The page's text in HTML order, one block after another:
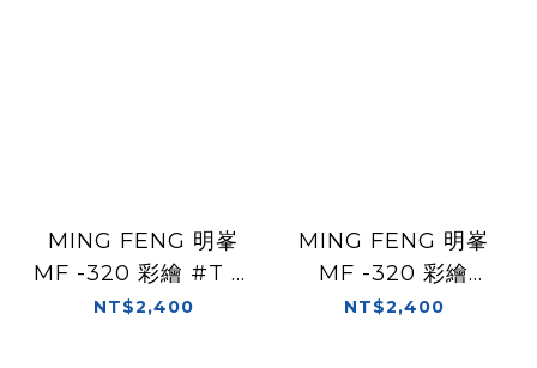
MING FENG 明峯
MF -320 彩繪 #T 灰
3/4罩
NT$2,400
MING FENG 明峯
MF -320 彩繪
FUJISAN #富士山
NT$2,400